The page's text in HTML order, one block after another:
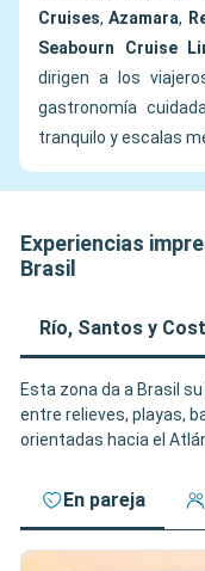
Cruises,Azamara,
Seabourn Cruise
dirigen a los
gastronomía
tranquilo y escalas
Experiencias
Brasil
Río, Santos y
Esta zona da a Brasil
entre relieves, playas,
orientadas hacia el
En pareja